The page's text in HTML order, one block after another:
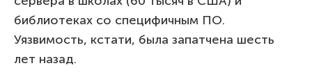
библиотеках со специфичным ПО.
Уязвимость, кстати, была запатчена шесть
лет назад.